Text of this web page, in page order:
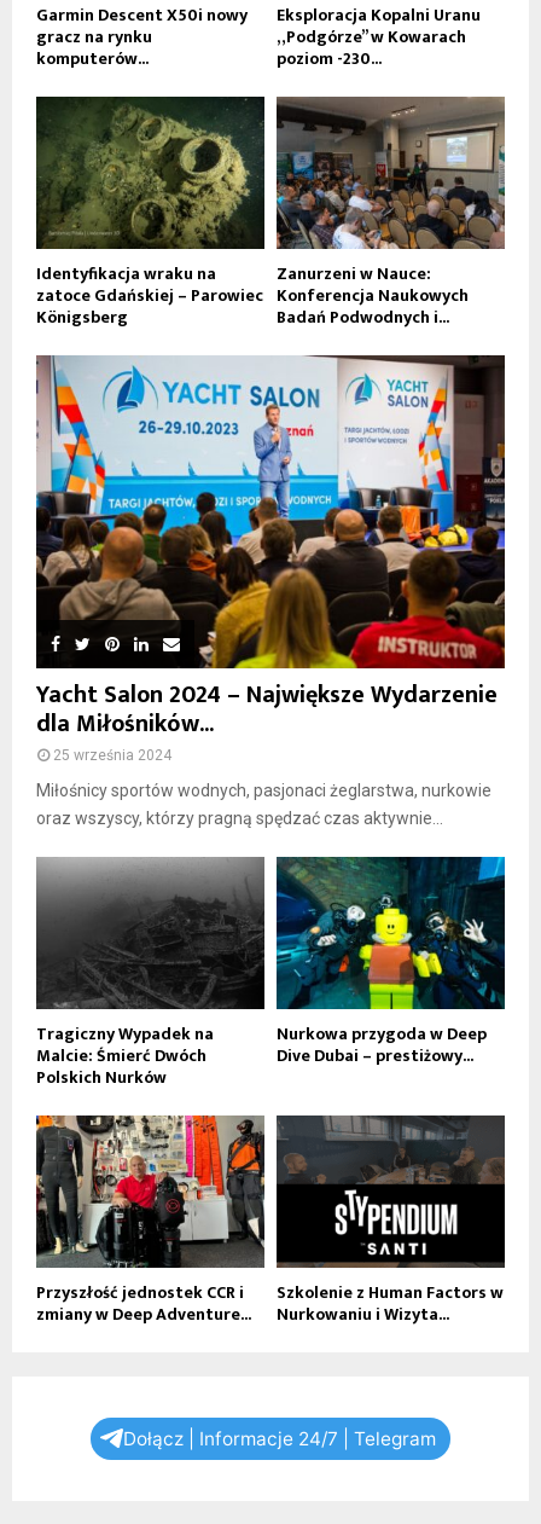
Garmin Descent X50i nowy
gracz na rynku
komputerów...
Eksploracja Kopalni Uranu
„Podgórze” w Kowarach
poziom -230...
Identyfikacja wraku na
zatoce Gdańskiej – Parowiec
Königsberg
Zanurzeni w Nauce:
Konferencja Naukowych
Badań Podwodnych i...
Yacht Salon 2024 – Największe Wydarzenie
dla Miłośników...
25 września 2024
Miłośnicy sportów wodnych, pasjonaci żeglarstwa, nurkowie
oraz wszyscy, którzy pragną spędzać czas aktywnie...
Tragiczny Wypadek na
Malcie: Śmierć Dwóch
Polskich Nurków
Nurkowa przygoda w Deep
Dive Dubai – prestiżowy...
Przyszłość jednostek CCR i
zmiany w Deep Adventure...
Szkolenie z Human Factors w
Nurkowaniu i Wizyta...
Dołącz | Informacje 24/7 | Telegram